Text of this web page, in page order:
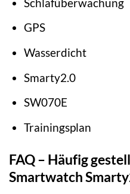
GPS
Wasserdicht
Smarty2.0
SW070E
Trainingsplan
FAQ – Häufig
Smartwatch